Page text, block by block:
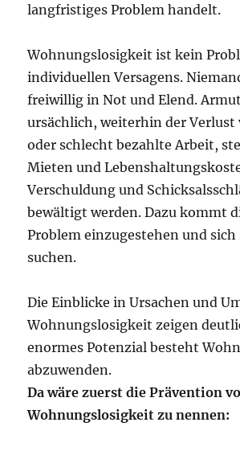
langfristiges Problem handelt.
Wohnungslosigkeit ist kein
individuellen Versagens.
freiwillig in Not und Elend.
ursächlich, weiterhin der Verlust
oder schlecht bezahlte Arbeit,
Mieten und
Verschuldung und
bewältigt werden. Dazu kommt
Problem einzugestehen und sich
suchen.
Die Einblicke in Ursachen und
Wohnungslosigkeit zeigen
enormes Potenzial besteht
abzuwenden.
Da wäre zuerst die Prävention
Wohnungslosigkeit zu nennen: